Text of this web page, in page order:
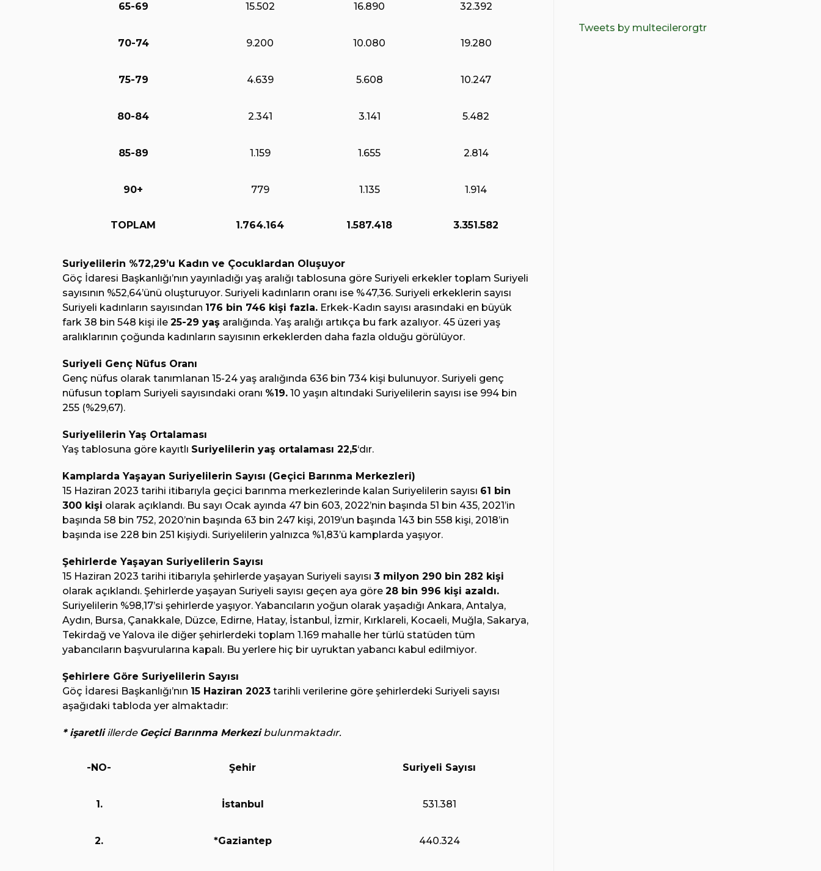
65-69 15.502 16.890 32.392
70-74 9.200 10.080 19.280
75-79 4.639 5.608 10.247
80-84 2.341 3.141 5.482
85-89 1.159 1.655 2.814
90+ 779 1.135 1.914
TOPLAM 1.764.164 1.587.418 3.351.582
Suriyelilerin %72,29’u Kadın ve Çocuklardan Oluşuyor
Göç İdaresi Başkanlığı’nın yayınladığı yaş aralığı tablosuna göre Suriyeli erkekler toplam Suriyeli
sayısının %52,64’ünü oluşturuyor. Suriyeli kadınların oranı ise %47,36. Suriyeli erkeklerin sayısı
Suriyeli kadınların sayısından 176 bin 746 kişi fazla. Erkek-Kadın sayısı arasındaki en büyük
fark 38 bin 548 kişi ile 25-29 yaş aralığında. Yaş aralığı artıkça bu fark azalıyor. 45 üzeri yaş
aralıklarının çoğunda kadınların sayısının erkeklerden daha fazla olduğu görülüyor.
Suriyeli Genç Nüfus Oranı
Genç nüfus olarak tanımlanan 15-24 yaş aralığında 636 bin 734 kişi bulunuyor. Suriyeli genç
nüfusun toplam Suriyeli sayısındaki oranı %19. 10 yaşın altındaki Suriyelilerin sayısı ise 994 bin
255 (%29,67).
Suriyelilerin Yaş Ortalaması
Yaş tablosuna göre kayıtlı Suriyelilerin yaş ortalaması 22,5‘dır.
Kamplarda Yaşayan Suriyelilerin Sayısı (Geçici Barınma Merkezleri)
15 Haziran 2023 tarihi itibarıyla geçici barınma merkezlerinde kalan Suriyelilerin sayısı 61 bin
300 kişi olarak açıklandı. Bu sayı Ocak ayında 47 bin 603, 2022’nin başında 51 bin 435, 2021’in
başında 58 bin 752, 2020’nin başında 63 bin 247 kişi, 2019’un başında 143 bin 558 kişi, 2018’in
başında ise 228 bin 251 kişiydi. Suriyelilerin yalnızca %1,83’ü kamplarda yaşıyor.
Şehirlerde Yaşayan Suriyelilerin Sayısı
15 Haziran 2023 tarihi itibarıyla şehirlerde yaşayan Suriyeli sayısı 3 milyon 290 bin 282 kişi
olarak açıklandı. Şehirlerde yaşayan Suriyeli sayısı geçen aya göre 28 bin 996 kişi azaldı.
Suriyelilerin %98,17’si şehirlerde yaşıyor. Yabancıların yoğun olarak yaşadığı Ankara, Antalya,
Aydın, Bursa, Çanakkale, Düzce, Edirne, Hatay, İstanbul, İzmir, Kırklareli, Kocaeli, Muğla, Sakarya,
Tekirdağ ve Yalova ile diğer şehirlerdeki toplam 1.169 mahalle her türlü statüden tüm
yabancıların başvurularına kapalı. Bu yerlere hiç bir uyruktan yabancı kabul edilmiyor.
Şehirlere Göre Suriyelilerin Sayısı
Göç İdaresi Başkanlığı’nın 15 Haziran 2023 tarihli verilerine göre şehirlerdeki Suriyeli sayısı
aşağıdaki tabloda yer almaktadır:
* işaretliillerde Geçici Barınma Merkezibulunmaktadır.
-NO- Şehir Suriyeli Sayısı
1. İstanbul 531.381
2. *Gaziantep 440.324
Tweets by multecilerorgtr